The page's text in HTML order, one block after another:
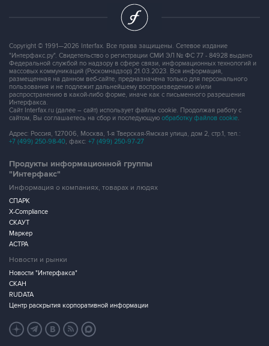
Copyright © 1991—2026 Interfax. Все права защищены. Сетевое издание
"Интерфакс.ру". Свидетельство о регистрации СМИ ЭЛ № ФС 77 - 84928 выдано
Федеральной службой по надзору в сфере связи, информационных технологий и
массовых коммуникаций (Роскомнадзор) 21.03.2023. Вся информация,
размещенная на данном веб-сайте, предназначена только для персонального
пользования и не подлежит дальнейшему воспроизведению и/или
распространению в какой-либо форме, иначе как с письменного разрешения
Интерфакса.
Сайт Interfax.ru (далее – сайт) использует файлы cookie. Продолжая работу с
сайтом, Вы соглашаетесь на сбор и последующую обработку файлов cookie.
Адрес: Россия, 127006, Москва, 1-я Тверская-Ямская улица, дом 2, стр.1, тел.:
+7 (499) 250-98-40, факс: +7 (499) 250-97-27
Продукты информационной группы
"Интерфакс"
Информация о компаниях, товарах и людях
СПАРК
X-Compliance
СКАУТ
Маркер
АСТРА
Новости и рынки
Новости "Интерфакса"
СКАН
RUDATA
Центр раскрытия корпоративной информации